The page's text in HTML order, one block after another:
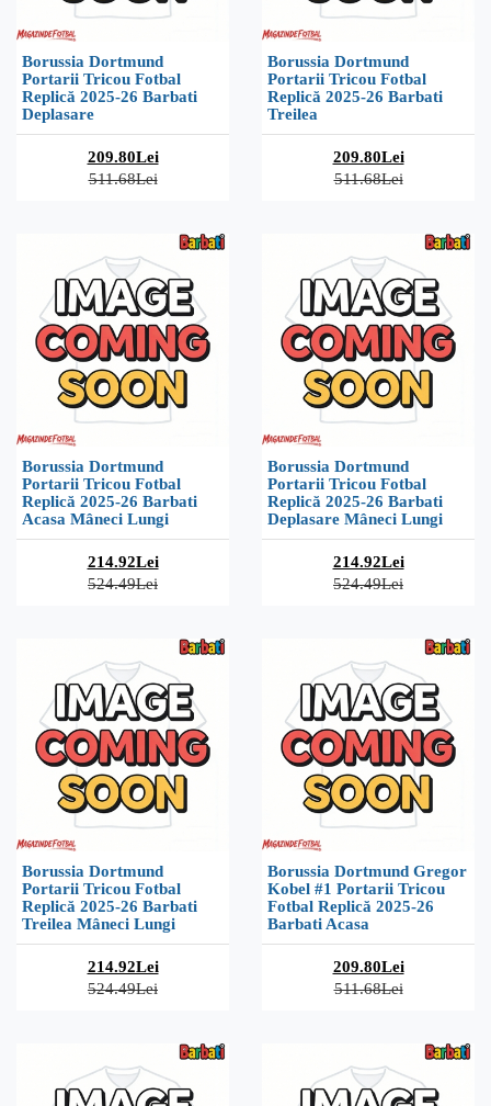
Borussia Dortmund
Portarii Tricou Fotbal
Replică 2025-26 Barbati
Deplasare
209.80Lei
511.68Lei
Borussia Dortmund
Portarii Tricou Fotbal
Replică 2025-26 Barbati
Treilea
209.80Lei
511.68Lei
Borussia Dortmund
Portarii Tricou Fotbal
Replică 2025-26 Barbati
Acasa Mâneci Lungi
214.92Lei
524.49Lei
Borussia Dortmund
Portarii Tricou Fotbal
Replică 2025-26 Barbati
Deplasare Mâneci Lungi
214.92Lei
524.49Lei
Borussia Dortmund
Portarii Tricou Fotbal
Replică 2025-26 Barbati
Treilea Mâneci Lungi
214.92Lei
524.49Lei
Borussia Dortmund Gregor
Kobel #1 Portarii Tricou
Fotbal Replică 2025-26
Barbati Acasa
209.80Lei
511.68Lei